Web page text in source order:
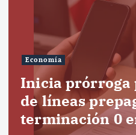
Economía
Inicia prórroga
de líneas
terminación 0